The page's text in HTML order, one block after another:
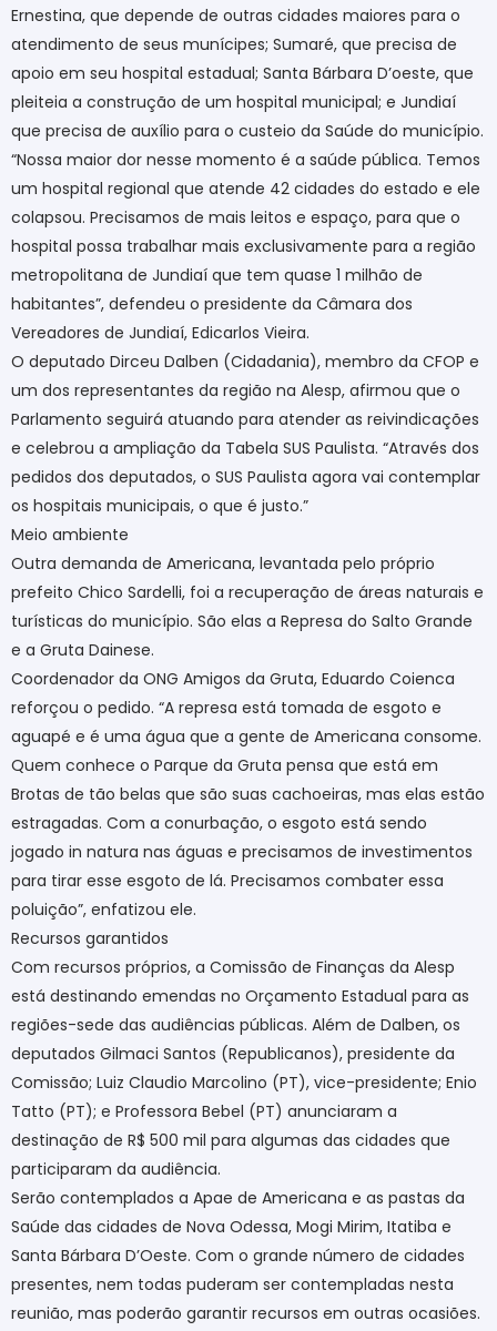
Ernestina, que depende de outras cidades maiores para o
atendimento de seus munícipes; Sumaré, que precisa de
apoio em seu hospital estadual; Santa Bárbara D’oeste, que
pleiteia a construção de um hospital municipal; e Jundiaí
que precisa de auxílio para o custeio da Saúde do município.
“Nossa maior dor nesse momento é a saúde pública. Temos
um hospital regional que atende 42 cidades do estado e ele
colapsou. Precisamos de mais leitos e espaço, para que o
hospital possa trabalhar mais exclusivamente para a região
metropolitana de Jundiaí que tem quase 1 milhão de
habitantes”, defendeu o presidente da Câmara dos
Vereadores de Jundiaí, Edicarlos Vieira.
O deputado Dirceu Dalben (Cidadania), membro da CFOP e
um dos representantes da região na Alesp, afirmou que o
Parlamento seguirá atuando para atender as reivindicações
e celebrou a ampliação da Tabela SUS Paulista. “Através dos
pedidos dos deputados, o SUS Paulista agora vai contemplar
os hospitais municipais, o que é justo.”
Meio ambiente
Outra demanda de Americana, levantada pelo próprio
prefeito Chico Sardelli, foi a recuperação de áreas naturais e
turísticas do município. São elas a Represa do Salto Grande
e a Gruta Dainese.
Coordenador da ONG Amigos da Gruta, Eduardo Coienca
reforçou o pedido. “A represa está tomada de esgoto e
aguapé e é uma água que a gente de Americana consome.
Quem conhece o Parque da Gruta pensa que está em
Brotas de tão belas que são suas cachoeiras, mas elas estão
estragadas. Com a conurbação, o esgoto está sendo
jogado in natura nas águas e precisamos de investimentos
para tirar esse esgoto de lá. Precisamos combater essa
poluição”, enfatizou ele.
Recursos garantidos
Com recursos próprios, a Comissão de Finanças da Alesp
está destinando emendas no Orçamento Estadual para as
regiões-sede das audiências públicas. Além de Dalben, os
deputados Gilmaci Santos (Republicanos), presidente da
Comissão; Luiz Claudio Marcolino (PT), vice-presidente; Enio
Tatto (PT); e Professora Bebel (PT) anunciaram a
destinação de R$ 500 mil para algumas das cidades que
participaram da audiência.
Serão contemplados a Apae de Americana e as pastas da
Saúde das cidades de Nova Odessa, Mogi Mirim, Itatiba e
Santa Bárbara D’Oeste. Com o grande número de cidades
presentes, nem todas puderam ser contempladas nesta
reunião, mas poderão garantir recursos em outras ocasiões.